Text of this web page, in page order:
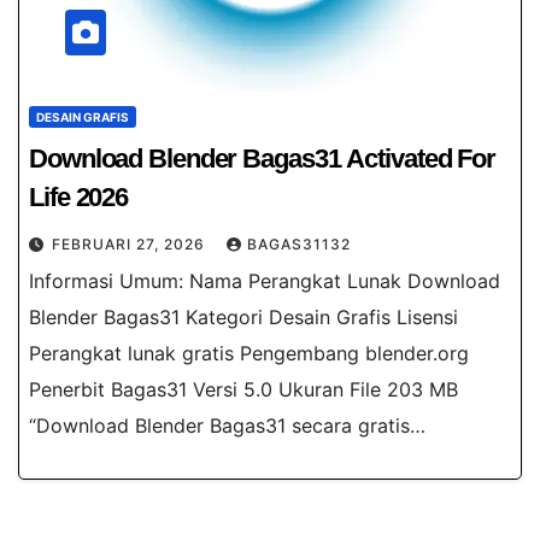
DESAIN GRAFIS
Download Blender Bagas31​ Activated For
Life 2026
FEBRUARI 27, 2026 BAGAS31132
Informasi Umum: Nama Perangkat Lunak Download
Blender Bagas31 Kategori Desain Grafis Lisensi
Perangkat lunak gratis Pengembang blender.org
Penerbit Bagas31 Versi 5.0 Ukuran File 203 MB
“Download Blender Bagas31 secara gratis…